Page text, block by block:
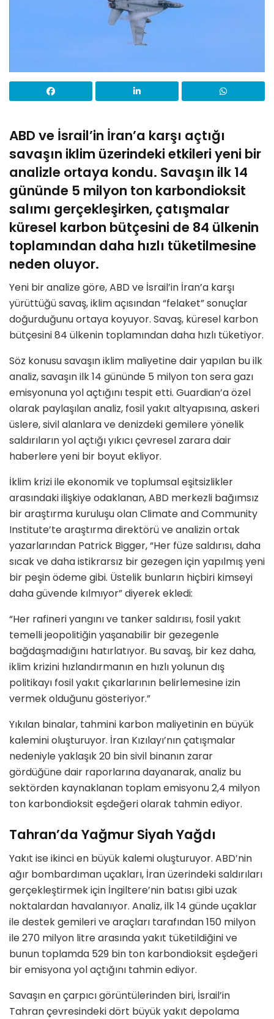
ABD ve İsrail’in İran’a karşı açtığı
savaşın iklim üzerindeki etkileri yeni bir
analizle ortaya kondu. Savaşın ilk 14
gününde 5 milyon ton karbondioksit
salımı gerçekleşirken, çatışmalar
küresel karbon bütçesini de 84 ülkenin
toplamından daha hızlı tüketilmesine
neden oluyor.
Yeni bir analize göre, ABD ve İsrail’in İran’a karşı
yürüttüğü savaş, iklim açısından “felaket” sonuçlar
doğurduğunu ortaya koyuyor. Savaş, küresel karbon
bütçesini 84 ülkenin toplamından daha hızlı tüketiyor.
Söz konusu savaşın iklim maliyetine dair yapılan bu ilk
analiz, savaşın ilk 14 gününde 5 milyon ton sera gazı
emisyonuna yol açtığını tespit etti. Guardian’a özel
olarak paylaşılan analiz, fosil yakıt altyapısına, askeri
üslere, sivil alanlara ve denizdeki gemilere yönelik
saldırıların yol açtığı yıkıcı çevresel zarara dair
haberlere yeni bir boyut ekliyor.
İklim krizi ile ekonomik ve toplumsal eşitsizlikler
arasındaki ilişkiye odaklanan, ABD merkezli bağımsız
bir araştırma kuruluşu olan Climate and Community
Institute’te araştırma direktörü ve analizin ortak
yazarlarından Patrick Bigger, “Her füze saldırısı, daha
sıcak ve daha istikrarsız bir gezegen için yapılmış yeni
bir peşin ödeme gibi. Üstelik bunların hiçbiri kimseyi
daha güvende kılmıyor” diyerek ekledi:
“Her rafineri yangını ve tanker saldırısı, fosil yakıt
temelli jeopolitiğin yaşanabilir bir gezegenle
bağdaşmadığını hatırlatıyor. Bu savaş, bir kez daha,
iklim krizini hızlandırmanın en hızlı yolunun dış
politikayı fosil yakıt çıkarlarının belirlemesine izin
vermek olduğunu gösteriyor.”
Yıkılan binalar, tahmini karbon maliyetinin en büyük
kalemini oluşturuyor. İran Kızılayı’nın çatışmalar
nedeniyle yaklaşık 20 bin sivil binanın zarar
gördüğüne dair raporlarına dayanarak, analiz bu
sektörden kaynaklanan toplam emisyonu 2,4 milyon
ton karbondioksit eşdeğeri olarak tahmin ediyor.
Tahran’da Yağmur Siyah Yağdı
Yakıt ise ikinci en büyük kalemi oluşturuyor. ABD’nin
ağır bombardıman uçakları, İran üzerindeki saldırıları
gerçekleştirmek için İngiltere’nin batısı gibi uzak
noktalardan havalanıyor. Analiz, ilk 14 günde uçaklar
ile destek gemileri ve araçları tarafından 150 milyon
ile 270 milyon litre arasında yakıt tüketildiğini ve
bunun toplamda 529 bin ton karbondioksit eşdeğeri
bir emisyona yol açtığını tahmin ediyor.
Savaşın en çarpıcı görüntülerinden biri, İsrail’in
Tahran çevresindeki dört büyük yakıt depolama